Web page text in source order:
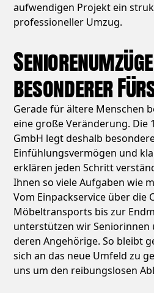
aufwendigen Projekt ein
professioneller Umzug.
besonderer
Gerade für ältere Menschen
eine große Veränderung. Die
GmbH legt deshalb
Einfühlungsvermögen und
erklären jeden Schritt
Ihnen so viele Aufgaben wie
Vom Einpackservice über die
Möbeltransports bis zur
unterstützen wir Seniorinnen
deren Angehörige. So bleibt
sich an das neue Umfeld zu
uns um den reibungslosen